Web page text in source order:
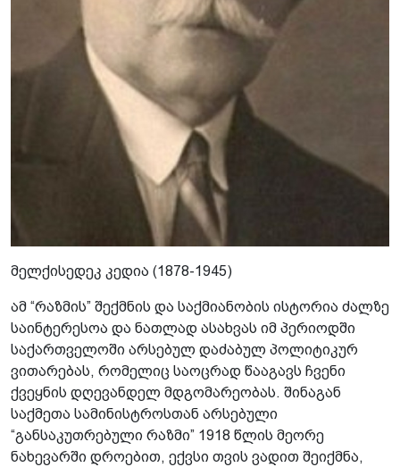
მელქისედეკ კედია (1878-1945)
ამ “რაზმის” შექმნის და საქმიანობის ისტორია ძალზე
საინტერესოა და ნათლად ასახვას იმ პერიოდში
საქართველოში არსებულ დაძაბულ პოლიტიკურ
ვითარებას, რომელიც საოცრად წააგავს ჩვენი
ქვეყნის დღევანდელ მდგომარეობას. შინაგან
საქმეთა სამინისტროსთან არსებული
“განსაკუთრებული რაზმი” 1918 წლის მეორე
ნახევარში დროებით, ექვსი თვის ვადით შეიქმნა,